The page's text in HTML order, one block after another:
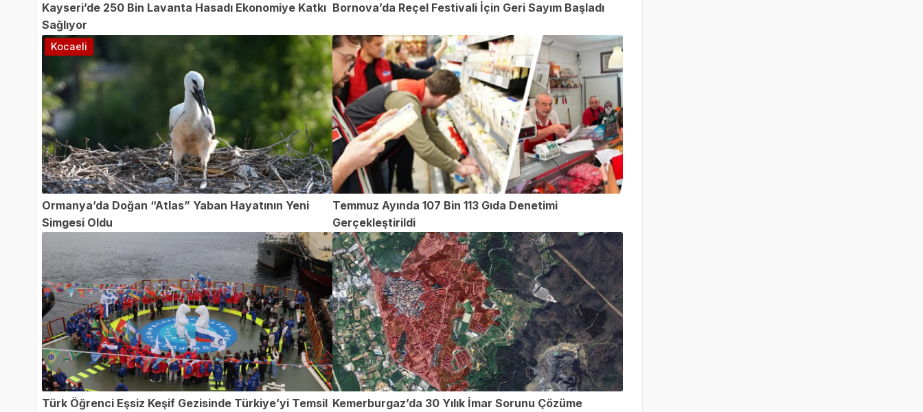
Kayseri’de 250 Bin Lavanta Hasadı Ekonomiye Katkı
Sağlıyor
Bornova’da Reçel Festivali İçin Geri Sayım Başladı
Ormanya’da Doğan “Atlas” Yaban Hayatının Yeni
Simgesi Oldu
Kocaeli
Temmuz Ayında 107 Bin 113 Gıda Denetimi
Gerçekleştirildi
Türk Öğrenci Eşsiz Keşif Gezisinde Türkiye’yi Temsil Kemerburgaz’da 30 Yılık İmar Sorunu Çözüme